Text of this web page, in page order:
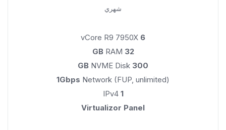
شهري
6
32 GB
RAM
300 GB
NVME Disk
1Gbps Network (FUP, unlimited)
1
IPv4
Virtualizor Panel